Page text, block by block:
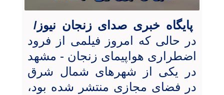
پایگاه خبری صدای زنجان نیوز/
در حالی که امروز فیلمی از فرود
اضطراری هواپیمای زنجان - مشهد
در یکی از شهرهای شمال شرق
در فضای مجازی منتشر شده بود،